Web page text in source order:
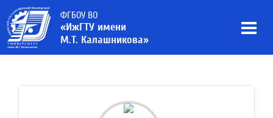
ФГБОУ ВО
«ИжГТУ имени
М.Т. Калашникова»